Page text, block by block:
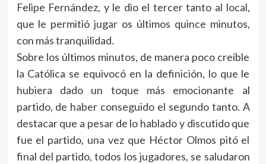
Felipe Fernández, y le dio el tercer tanto al local,
que le permitió jugar os últimos quince minutos,
con más tranquilidad.
Sobre los últimos minutos, de manera poco creíble
la Católica se equivocó en la definición, lo que le
hubiera dado un toque más emocionante al
partido, de haber conseguido el segundo tanto. A
destacar que a pesar de lo hablado y discutido que
fue el partido, una vez que Héctor Olmos pitó el
final del partido, todos los jugadores, se saludaron